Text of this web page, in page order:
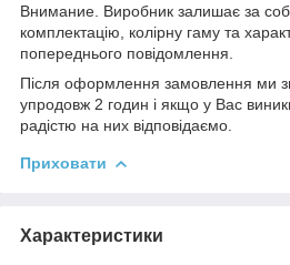
Внимание. Виробник залишає за
комплектацію, колірну гаму та
попереднього повідомлення.
Після оформлення замовлення ми
упродовж 2 годин і якщо у Вас
радістю на них відповідаємо.
Приховати
Характеристики